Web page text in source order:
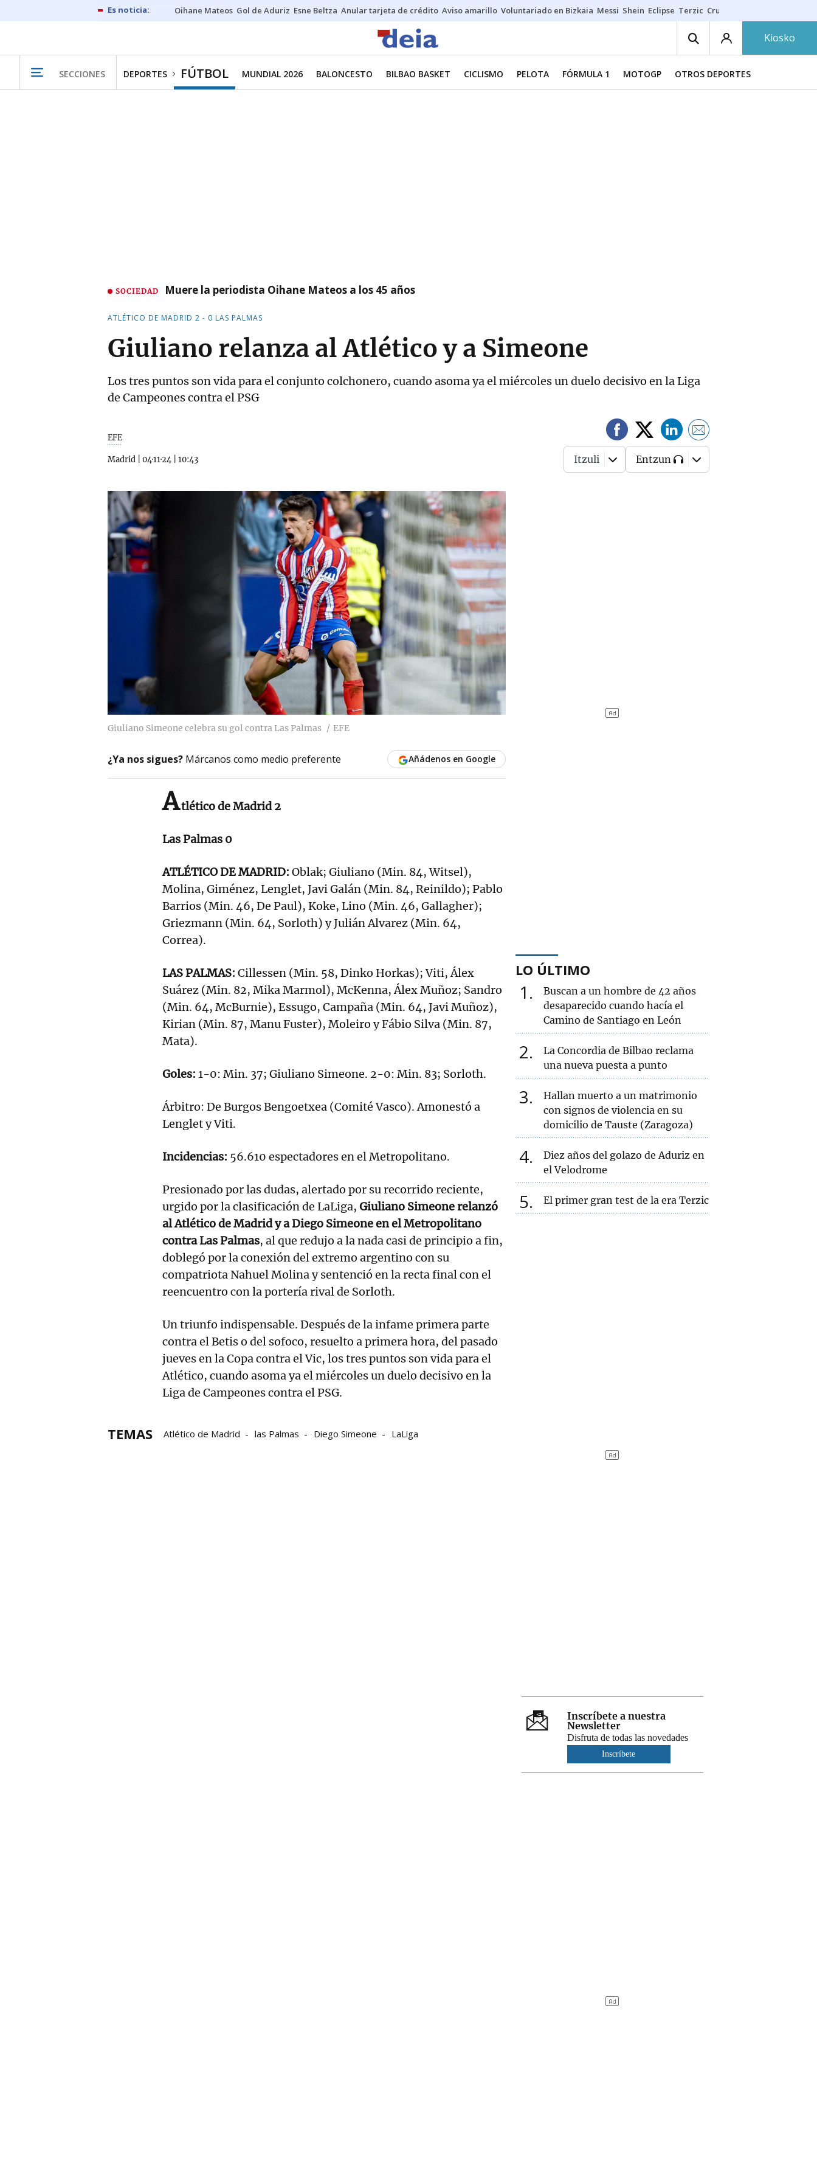
Oihane Mateos Gol de Aduriz Esne Beltza Anular tarjeta de crédito Aviso amarillo Voluntariado en Bizkaia Messi Shein Eclipse Terzic Cruz Gorbeia
Kiosko
SECCIONES DEPORTES FÚTBOL MUNDIAL 2026 BALONCESTO BILBAO BASKET CICLISMO PELOTA FÓRMULA 1 MOTOGP OTROS DEPORTES
SOCIEDAD Muere la periodista Oihane Mateos a los 45 años
ATLÉTICO DE MADRID 2 - 0 LAS PALMAS
Giuliano relanza al Atlético y a Simeone
Los tres puntos son vida para el conjunto colchonero, cuando asoma ya el miércoles un duelo decisivo en la Liga
de Campeones contra el PSG
EFE
Madrid 04·11·24 10:43 Itzuli Entzun
Giuliano Simeone celebra su gol contra Las Palmas EFE
¿Ya nos sigues? Márcanos como medio preferente Añádenos en Google
Atlético de Madrid 2
Las Palmas 0
ATLÉTICO DE MADRID: Oblak; Giuliano (Min. 84, Witsel),
Molina, Giménez, Lenglet, Javi Galán (Min. 84, Reinildo); Pablo
Barrios (Min. 46, De Paul), Koke, Lino (Min. 46, Gallagher);
Griezmann (Min. 64, Sorloth) y Julián Alvarez (Min. 64,
Correa).
LAS PALMAS: Cillessen (Min. 58, Dinko Horkas); Viti, Álex
Suárez (Min. 82, Mika Marmol), McKenna, Álex Muñoz; Sandro
(Min. 64, McBurnie), Essugo, Campaña (Min. 64, Javi Muñoz),
Kirian (Min. 87, Manu Fuster), Moleiro y Fábio Silva (Min. 87,
Mata).
Goles: 1-0: Min. 37; Giuliano Simeone. 2-0: Min. 83; Sorloth.
Árbitro: De Burgos Bengoetxea (Comité Vasco). Amonestó a
Lenglet y Viti.
Incidencias: 56.610 espectadores en el Metropolitano.
Presionado por las dudas, alertado por su recorrido reciente,
urgido por la clasificación de LaLiga, Giuliano Simeone relanzó
al Atlético de Madrid y a Diego Simeone en el Metropolitano
contra Las Palmas, al que redujo a la nada casi de principio a fin,
doblegó por la conexión del extremo argentino con su
compatriota Nahuel Molina y sentenció en la recta final con el
reencuentro con la portería rival de Sorloth.
Un triunfo indispensable. Después de la infame primera parte
contra el Betis o del sofoco, resuelto a primera hora, del pasado
jueves en la Copa contra el Vic, los tres puntos son vida para el
Atlético, cuando asoma ya el miércoles un duelo decisivo en la
Liga de Campeones contra el PSG.
TEMAS Atlético de Madrid las Palmas Diego Simeone LaLiga
LO ÚLTIMO
1
Buscan a un hombre de 42 años
desaparecido cuando hacía el
Camino de Santiago en León
2
La Concordia de Bilbao reclama
una nueva puesta a punto
3
Hallan muerto a un matrimonio
con signos de violencia en su
domicilio de Tauste (Zaragoza)
4
Diez años del golazo de Aduriz en
el Velodrome
5 El primer gran test de la era Terzic
Inscríbete a nuestra
Newsletter
Disfruta de todas las novedades
Inscríbete